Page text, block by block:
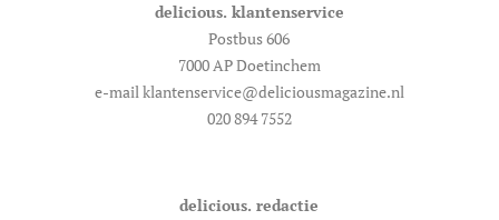
delicious. klantenservice
Postbus 606
7000 AP Doetinchem
e-mail klantenservice@deliciousmagazine.nl
020 894 7552
delicious. redactie